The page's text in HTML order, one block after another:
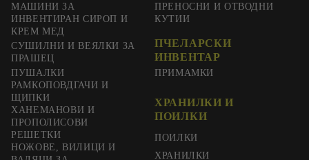
МАШИНИ ЗА
ИНВЕНТИРАН СИРОП И
КРЕМ МЕД
СУШИЛНИ И ВЕЯЛКИ ЗА
ПРАШЕЦ
ПРЕНОСНИ И ОТВОДНИ
КУТИИ
ПЧЕЛАРСКИ
ИНВЕНТАР
ПУШАЛКИ
РАМКОПОВДГАЧИ И
ЩИПКИ
ХАНЕМАНОВИ И
ПРОПОЛИСОВИ
РЕШЕТКИ
НОЖОВЕ, ВИЛИЦИ И
ПРИМАМКИ
ХРАНИЛКИ И
ПОИЛКИ
ПОИЛКИ
ХРАНИЛКИ